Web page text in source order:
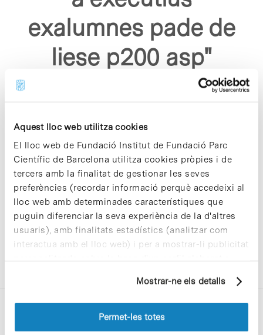
Aquest lloc web utilitza cookies
El lloc web de Fundació Institut de Fundació Parc
Científic de Barcelona utilitza cookies pròpies i de
tercers amb la finalitat de gestionar les seves
preferències (recordar informació perquè accedeixi al
lloc web amb determinades característiques que
puguin diferenciar la seva experiència de la d'altres
usuaris), amb finalitats estadístics (analitzar com
interactua amb el lloc web) i per a mostrar-li publicitat
personalitzada sobre la base d'un perfil elaborat a
pàgines visitades). Per a obtenir més informació sobre
les cookies pot consultar laPolítica de cookiesdel
Mostrar-ne els detalls
Permet-les totes
exalumnes pade de
liese p200 asp"
Sorry, no results were found.
Please try again with different keywords.